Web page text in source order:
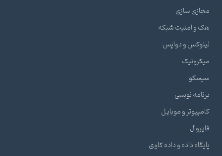
مجازی سازی
هک و امنیت شبکه
لینوکس و دواپس
میکروتیک
سیسکو
برنامه نویسی
کامپیوتر و موبایل
فایروال
پایگاه داده و داده کاوی